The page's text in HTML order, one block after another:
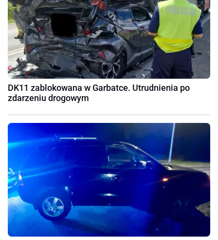
DK11 zablokowana w Garbatce. Utrudnienia po
zdarzeniu drogowym